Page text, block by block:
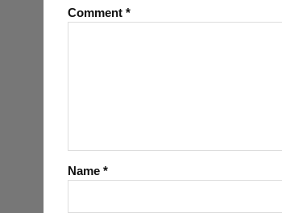
Comment*
Name*